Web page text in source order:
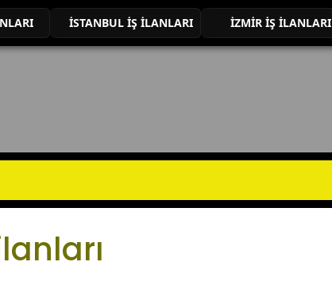
İSTANBUL İŞ İLANLARI İZMİR İŞ İLANLARI